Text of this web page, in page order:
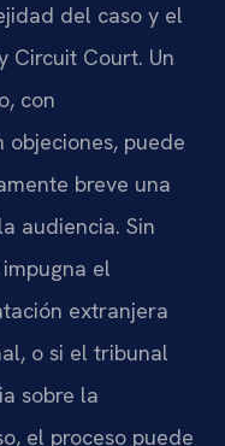
del caso y el
Circuit Court. Un
con
puede
breve una
audiencia. Sin
el
extranjera
o si el tribunal
sobre la
el proceso puede